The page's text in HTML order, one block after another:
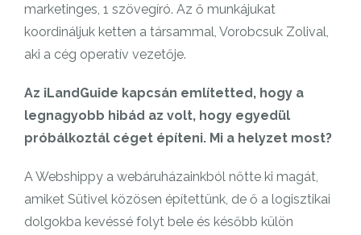
marketinges, 1 szövegíró. Az ő munkájukat
koordináljuk ketten a társammal, Vorobcsuk Zolival,
aki a cég operatív vezetője.
Az iLandGuide kapcsán említetted, hogy a
legnagyobb hibád az volt, hogy egyedül
próbálkoztál céget építeni. Mi a helyzet most?
A Webshippy a webáruházainkból nőtte ki magát,
amiket Sütivel közösen építettünk, de ő a logisztikai
dolgokba kevéssé folyt bele és később külön